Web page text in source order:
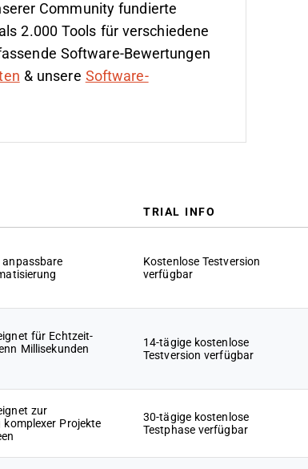
Community fundierte
2.000 Tools für verschiedene
Software-Bewertungen
& unsere Software-
TRIAL INFO
Kostenlose Testversion
verfügbar
für Echtzeit-
Millisekunden
14-tägige kostenlose
Testversion verfügbar
zur
Projekte
30-tägige kostenlose
Testphase verfügbar